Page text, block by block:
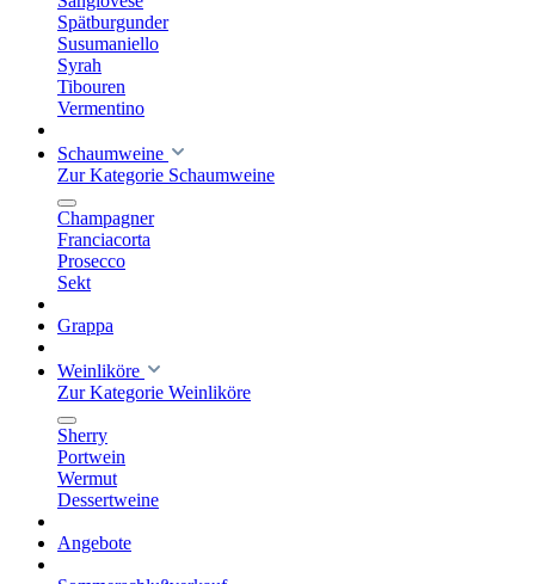
Spätburgunder
Susumaniello
Syrah
Tibouren
Vermentino
Schaumweine
Zur Kategorie Schaumweine
Champagner
Franciacorta
Prosecco
Sekt
Grappa
Weinliköre
Zur Kategorie Weinliköre
Sherry
Portwein
Wermut
Dessertweine
Angebote